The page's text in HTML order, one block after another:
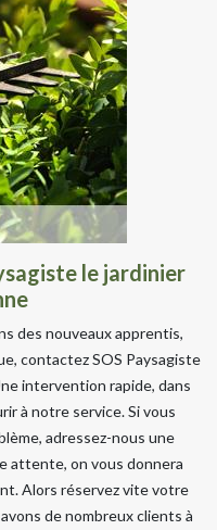
le jardinier
des nouveaux apprentis,
contactez SOS Paysagiste
intervention rapide, dans
à notre service. Si vous
adressez-nous une
attente, on vous donnera
Alors réservez vite votre
de nombreux clients à